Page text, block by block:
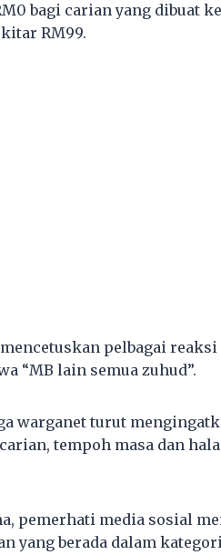
bagi carian yang dibuat
RM99.
pelbagai
“MB lain semua zuhud”.
warganet turut
tempoh masa dan
pemerhati media sosial
yang berada dalam